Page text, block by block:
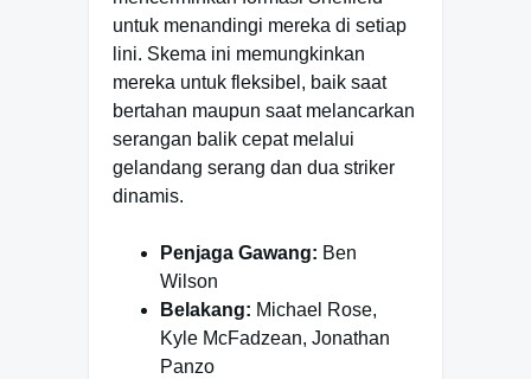
untuk menandingi mereka di setiap
lini. Skema ini memungkinkan
mereka untuk fleksibel, baik saat
bertahan maupun saat melancarkan
serangan balik cepat melalui
gelandang serang dan dua striker
dinamis.
Penjaga Gawang: Ben
Wilson
Belakang: Michael Rose,
Kyle McFadzean, Jonathan
Panzo